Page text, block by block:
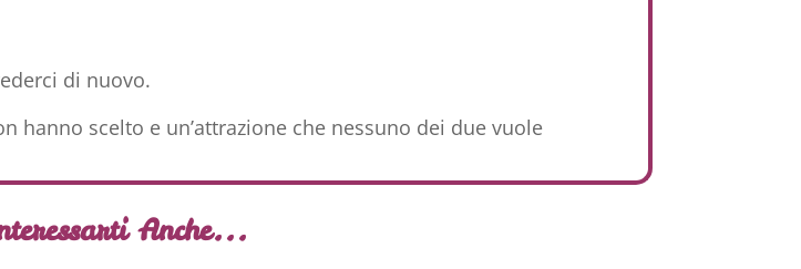
di nuovo.
hanno scelto e un’attrazione che nessuno dei due vuole
Anche...